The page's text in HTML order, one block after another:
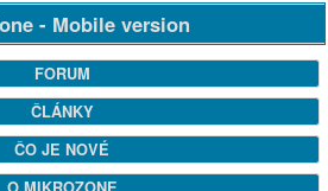
- Mobile version
FORUM
ČLÁNKY
ČO JE NOVÉ